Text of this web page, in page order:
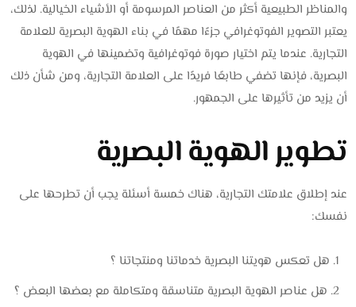
والمناظر الطبيعية أكثر من العناصر المرسومة أو الأشياء الخيالية. لذلك،
يعتبر التصوير الفوتوغرافي جزءًا مهمًا في بناء الهوية البصرية للعلامة
التجارية. عندما يتم اختيار صورة فوتوغرافية وتضمينها في الهوية
البصرية، فإنها تضفي طابعًا فريدًا على العلامة التجارية، ومن شأن ذلك
أن يزيد من تأثيرها على الجمهور.
تطوير الهوية البصرية
عند إطلاق علامتك التجارية، هناك خمسة أسئلة يجب أن تطرحها على
نفسك:
هل تعكس هويتنا البصرية خدماتنا ومنتجاتنا ؟
هل عناصر الهوية البصرية متناسقة ومتكاملة مع بعضها البعض ؟